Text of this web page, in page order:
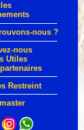
nous ?
nous
Utiles
Restreint